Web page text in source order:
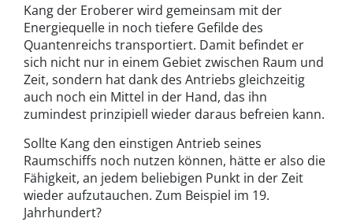
Kang der Eroberer wird gemeinsam mit der
Energiequelle in noch tiefere Gefilde des
Quantenreichs transportiert. Damit befindet er
sich nicht nur in einem Gebiet zwischen Raum und
Zeit, sondern hat dank des Antriebs gleichzeitig
auch noch ein Mittel in der Hand, das ihn
zumindest prinzipiell wieder daraus befreien kann.
Sollte Kang den einstigen Antrieb seines
Raumschiffs noch nutzen können, hätte er also die
Fähigkeit, an jedem beliebigen Punkt in der Zeit
wieder aufzutauchen. Zum Beispiel im 19.
Jahrhundert?